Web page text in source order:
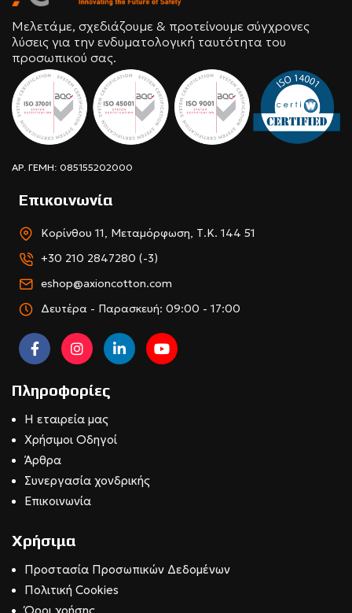
Μελετάμε, σχεδιάζουμε & προτείνουμε σύγχρονες
λύσεις για την ενδυματολογική ταυτότητα του
προσωπικού σας.
ΑΡ. ΓΕΜΗ: 085155202000
Επικοινωνία
Κορίνθου 11, Μεταμόρφωση, Τ.Κ. 144 51
+30 210 2847280 (-3)
eshop@axioncotton.com
Δευτέρα - Παρασκευή: 09:00 - 17:00
Πληροφορίες
Η εταιρεία μας
Χρήσιμοι Οδηγοί
Άρθρα
Συνεργασία χονδρικής
Επικοινωνία
Χρήσιμα
Προστασία Προσωπικών Δεδομένων
Πολιτική Cookies